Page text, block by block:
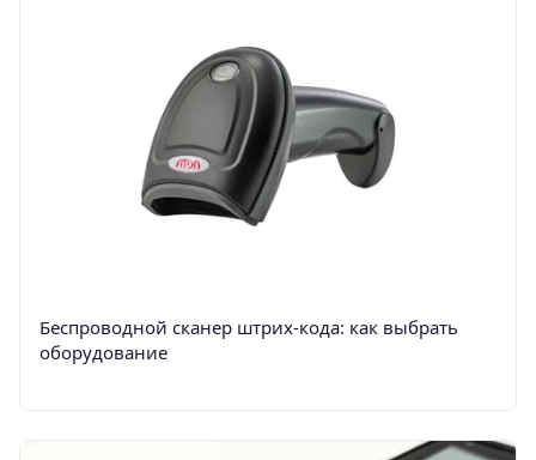
Беспроводной сканер штрих-кода: как выбрать
оборудование